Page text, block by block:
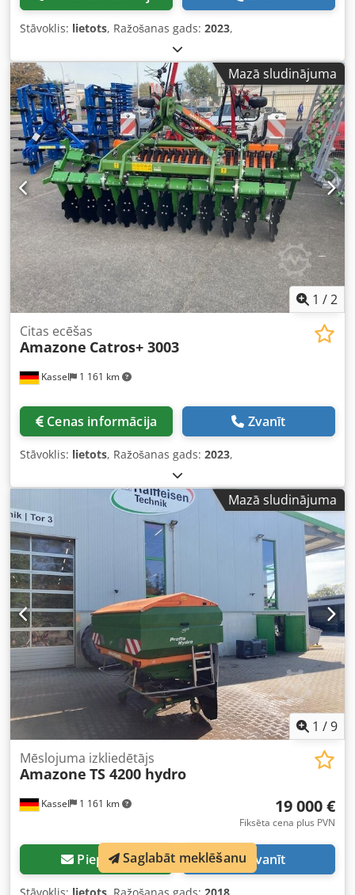
Stāvoklis: lietots, Ražošanas gads: 2023,
Mazā sludinājuma
1 /2
Kassel 1 161 km
Citas ecēšas
Amazone Catros+ 3003
Cenas informācija Zvanīt
Stāvoklis: lietots, Ražošanas gads: 2023,
Mazā sludinājuma
1 /9
Kassel 1 161 km
Mēslojuma izkliedētājs
Amazone TS 4200 hydro
19 000 €
Fiksēta cena plus PVN
Pieprasīt Zvanīt
Saglabāt meklēšanu